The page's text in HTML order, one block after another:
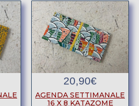
20,90€
AGENDA SETTIMANALE
16 X 8 KATAZOME